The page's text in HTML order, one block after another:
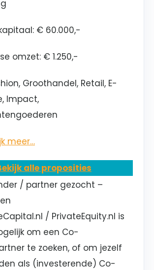
€ 60.000,-
omzet: € 1.250,-
Groothandel, Retail, E-
Impact,
meer…
alle proposities
/ partner gezocht –
/ PrivateEquity.nl is
om een Co-
te zoeken, of om jezelf
als (investerende) Co-